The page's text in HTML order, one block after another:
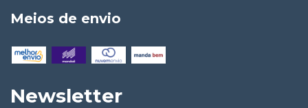
Meios de envio
Newsletter